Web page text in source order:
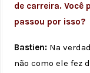
de carreira. Você
passou por isso?
Bastien: Na
não como ele fez